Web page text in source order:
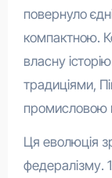
повернуло
компактною.
власну
традиціями,
промисловою
Ця еволюція
федералізму.